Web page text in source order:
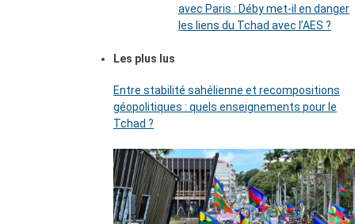
avec Paris : Déby met-il en danger
les liens du Tchad avec l’AES ?
Les plus lus
Entre stabilité sahélienne et recompositions
géopolitiques : quels enseignements pour le
Tchad ?